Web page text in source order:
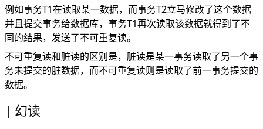
例如事务T1在读取某一数据，而事务T2立马修改了这个数据
并且提交事务给数据库，事务T1再次读取该数据就得到了不
同的结果，发送了不可重复读。
不可重复读和脏读的区别是，脏读是某一事务读取了另一个事
务未提交的脏数据，而不可重复读则是读取了前一事务提交的
数据。
幻读